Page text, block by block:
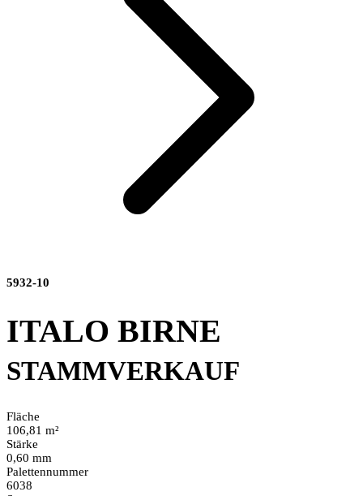
5932-10
ITALO BIRNE
STAMMVERKAUF
Fläche
106,81 m²
Stärke
0,60 mm
Palettennummer
6038